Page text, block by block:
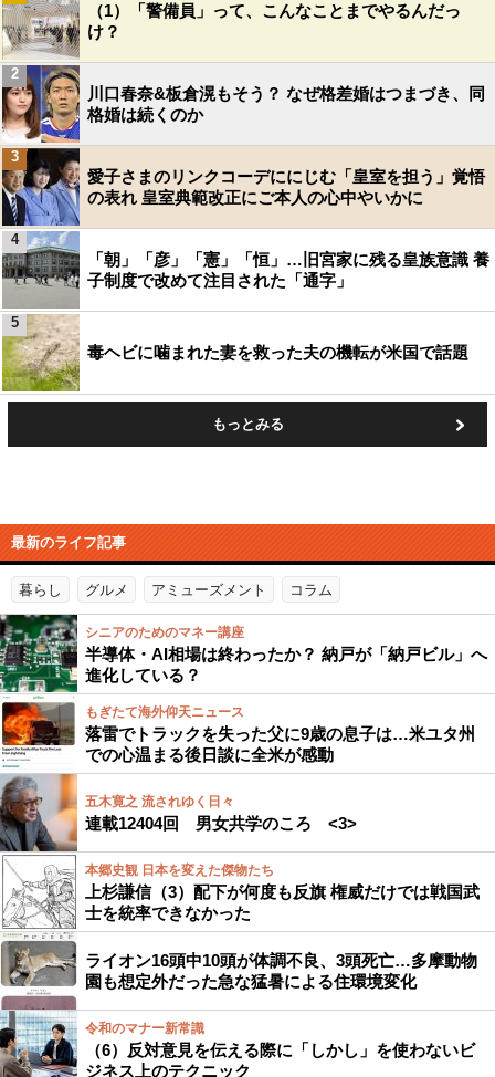
（1）「警備員」って、こんなことまでやるんだっ
け？
川口春奈&板倉滉もそう？ なぜ格差婚はつまづき、同
格婚は続くのか
2
愛子さまのリンクコーデににじむ「皇室を担う」覚悟
の表れ 皇室典範改正にご本人の心中やいかに
3
「朝」「彦」「憲」「恒」…旧宮家に残る皇族意識 養
子制度で改めて注目された「通字」
4
毒ヘビに噛まれた妻を救った夫の機転が米国で話題
5
もっとみる
最新のライフ記事
暮らし グルメ アミューズメント コラム
シニアのためのマネー講座
半導体・AI相場は終わったか？ 納戸が「納戸ビル」へ
進化している？
もぎたて海外仰天ニュース
落雷でトラックを失った父に9歳の息子は…米ユタ州
での心温まる後日談に全米が感動
五木寛之 流されゆく日々
連載12404回 男女共学のころ <3>
本郷史観 日本を変えた傑物たち
上杉謙信（3）配下が何度も反旗 権威だけでは戦国武
士を統率できなかった
ライオン16頭中10頭が体調不良、3頭死亡…多摩動物
園も想定外だった急な猛暑による住環境変化
令和のマナー新常識
（6）反対意見を伝える際に「しかし」を使わないビ
ジネス上のテクニック